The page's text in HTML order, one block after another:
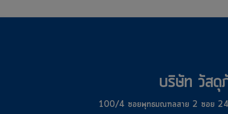
บริษัท วัส
100/4 ซอยพุทธมณฑลสาย 2 ซอย 24